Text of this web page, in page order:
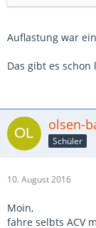
Auflastung war
Das gibt es
olsen-
Schüler
10. August 2016
Moin,
fahre selbts ACV